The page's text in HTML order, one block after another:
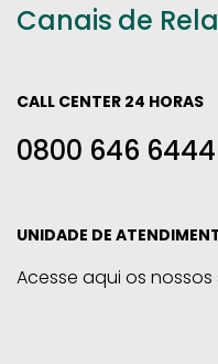
Canais de
CALL CENTER 24 HORAS
0800 646 6444
UNIDADE DE
Acesse aqui os nossos